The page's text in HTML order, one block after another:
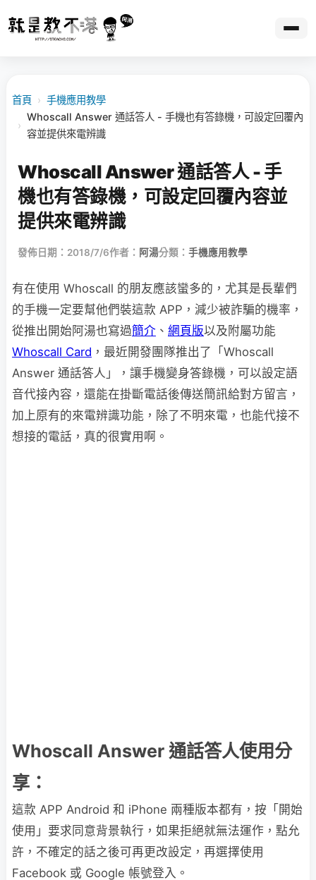
首頁 › 手機應用教學
›
Whoscall Answer 通話答人 - 手機也有答錄機，可設定回覆內
容並提供來電辨識
Whoscall Answer 通話答人 - 手
機也有答錄機，可設定回覆內容並
提供來電辨識
發佈日期：2018/7/6作者： 阿湯分類： 手機應用教學
有在使用 Whoscall 的朋友應該蠻多的，尤其是長輩們
的手機一定要幫他們裝這款 APP，減少被詐騙的機率，
從推出開始阿湯也寫過簡介 、 網頁版以及附屬功能
Whoscall Card ，最近開發團隊推出了「Whoscall
Answer 通話答人」，讓手機變身答錄機，可以設定語
音代接內容，還能在掛斷電話後傳送簡訊給對方留言，
加上原有的來電辨識功能，除了不明來電，也能代接不
想接的電話，真的很實用啊。
Whoscall Answer 通話答人使用分
享：
這款 APP Android 和 iPhone 兩種版本都有，按「開始
使用」要求同意背景執行，如果拒絕就無法運作，點允
許，不確定的話之後可再更改設定，再選擇使用
Facebook 或 Google 帳號登入。